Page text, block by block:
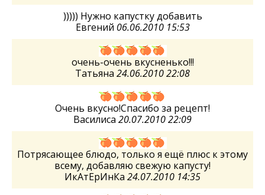
))))) Нужно капустку добавить
Евгений 06.06.2010 15:53
очень-очень вкусненько!!!
Татьяна 24.06.2010 22:08
Очень вкусно!Спасибо за рецепт!
Василиса 20.07.2010 22:09
Потрясающее блюдо, только я ещё плюс к этому
всему, добавляю свежую капусту!
ИкАтЕрИнКа 24.07.2010 14:35